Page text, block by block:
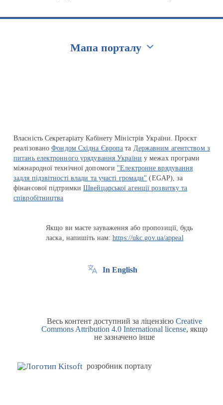
Мапа порталу
Власність Секретаріату Кабінету Міністрів України. Проєкт
реалізованоФондом Східна Європа та Державним агентством з
питань електронного урядування України у межах програми
міжнародної технічної допомоги "Електронне врядування
задля підзвітності влади та участі громади" (EGAP), за
фінансової підтримкиШвейцарської агенції розвитку та
співробітництва
Якщо ви маєте зауваження або пропозиції, будь
ласка, напишіть нам:https://ukc.gov.ua/appeal
In English
Весь контент доступний за ліцензією Creative
Commons Attribution 4.0 International license, якщо
не зазначено інше
розробник порталу